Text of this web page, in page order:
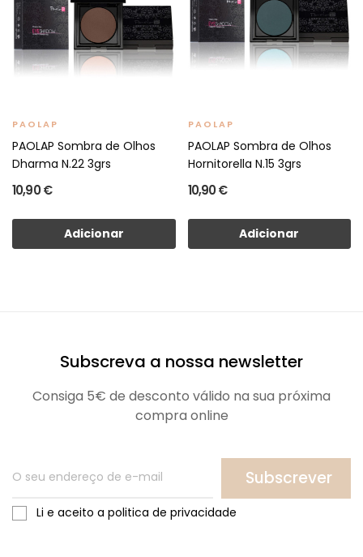
PAOLAP
PAOLAP Sombra de Olhos
Dharma N.22 3grs
10,90 €
Adicionar
PAOLAP
PAOLAP Sombra de Olhos
Hornitorella N.15 3grs
10,90 €
Adicionar
Subscreva a nossa newsletter
Consiga 5€ de desconto válido na sua próxima
compra online
Subscrever
Li e aceito a politica de privacidade